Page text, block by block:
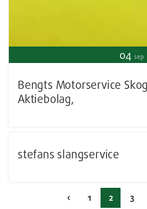
04 sep
Bengts Motorservice
Aktiebolag,
stefans slangservice
‹ 1 2 3